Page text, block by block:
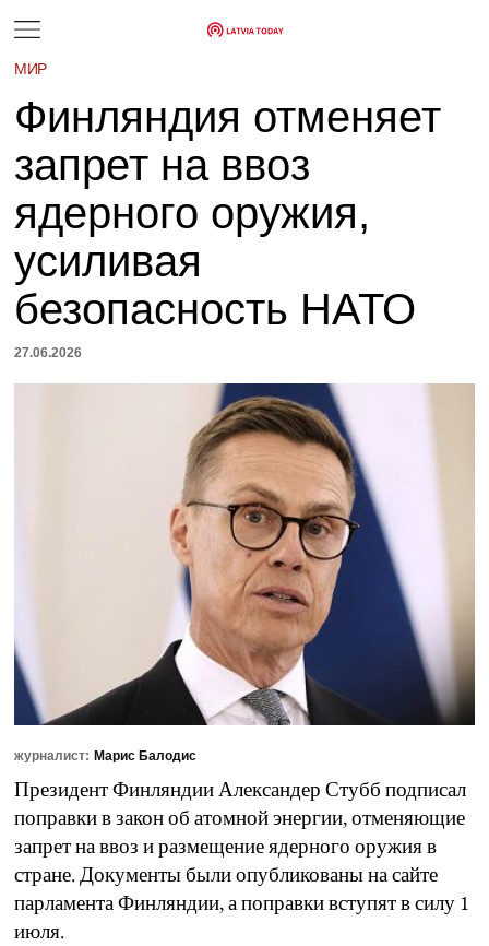
МИР
Финляндия отменяет
запрет на ввоз
ядерного оружия,
усиливая
безопасность НАТО
27.06.2026
журналист: Марис Балодис
Президент Финляндии Александер Стубб подписал
поправки в закон об атомной энергии, отменяющие
запрет на ввоз и размещение ядерного оружия в
стране. Документы были опубликованы на сайте
парламента Финляндии, а поправки вступят в силу 1
июля.